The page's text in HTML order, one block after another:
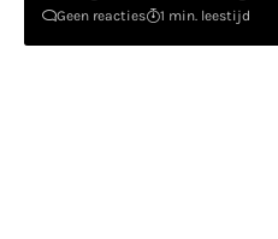
Geen reacties
1 min. leestijd